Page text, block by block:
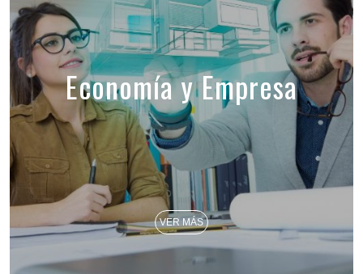
Economía y Empresa
VER MÁS